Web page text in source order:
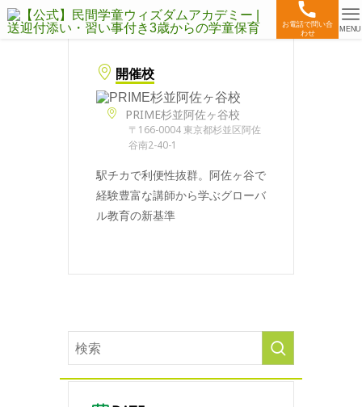
お電話で問い合
わせ
MENU
開催校
PRIME杉並阿佐ヶ谷校
〒166-0004 東京都杉並区阿佐
谷南2-40-1
駅チカで利便性抜群。阿佐ヶ谷で
経験豊富な講師から学ぶグローバ
ル教育の新基準